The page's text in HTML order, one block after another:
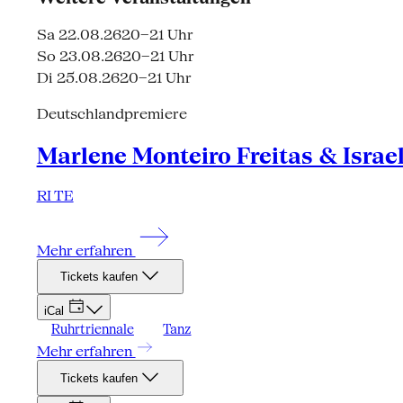
Sa 22.08.2620–21 Uhr
So 23.08.2620–21 Uhr
Di 25.08.2620–21 Uhr
Deutschlandpremiere
Marlene Monteiro Freitas &
RI TE
Mehr erfahren
Tickets kaufen
iCal
Ruhrtriennale Tanz
Mehr erfahren
Tickets kaufen